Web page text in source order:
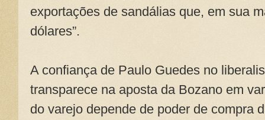
exportações de sandálias que, em sua
dólares”.
A confiança de Paulo Guedes no
transparece na aposta da Bozano em
do varejo depende de poder de compra